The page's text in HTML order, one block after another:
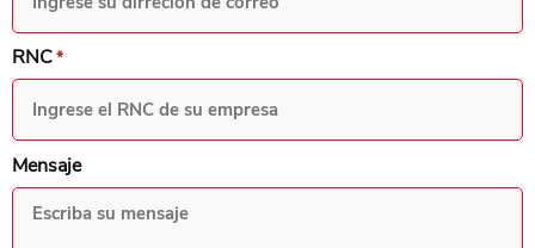
RNC*
Mensaje